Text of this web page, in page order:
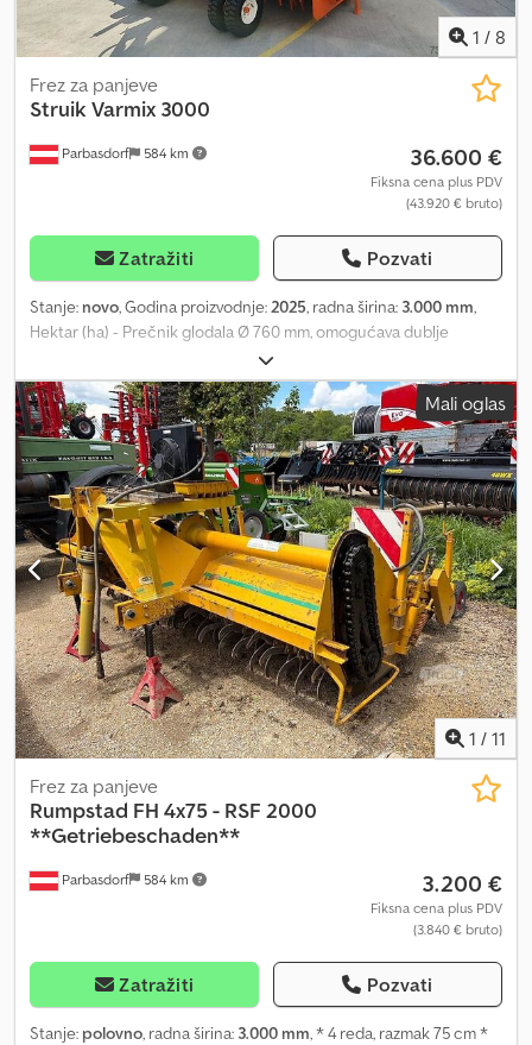
1 / 8
Parbasdorf 584 km
Frez za panjeve
StruikVarmix 3000
36.600 €
Fiksna cena plus PDV
(43.920 € bruto)
Zatražiti Pozvati
Stanje: novo, Godina proizvodnje:2025, radna širina: 3.000 mm,
Hektar (ha) - Prečnik glodala Ø 760 mm, omogućava dublje
glodanje - robusna i tiha konusna redukcija zahvaljujući spiralnom
ozubljenju - reduktor dizajniran za 220 KS - rotor pokretan lancem
sa ojačanim lančanim zupčanicima - kućište montirano na
oprugama - kućište precizno prilagođeno radijusu zuba, što
smanjuje prianjanje zemlje - nema slepih uglova u kućištu Dsdpfx
Ajzqwpujqrskr - zavarene držače zuba na osovini rotora - savršeno
drobljenje zemljišta zahvaljujući pomaknutom rasporedu zuba -
hidraulično podešavanje za izbacivanje zemlje iz metalne kutije -
kam-spojna spojnica - hidraulično pokretana valjak za pritisak na
nasip
Mali oglas
1 / 11
Parbasdorf 584 km
Frez za panjeve
Rumpstad FH 4x75 - RSF 2000
**Getriebeschaden**
3.200 €
Fiksna cena plus PDV
(3.840 € bruto)
Zatražiti Pozvati
Stanje: polovno, radna širina: 3.000 mm, * 4 reda, razmak 75 cm *